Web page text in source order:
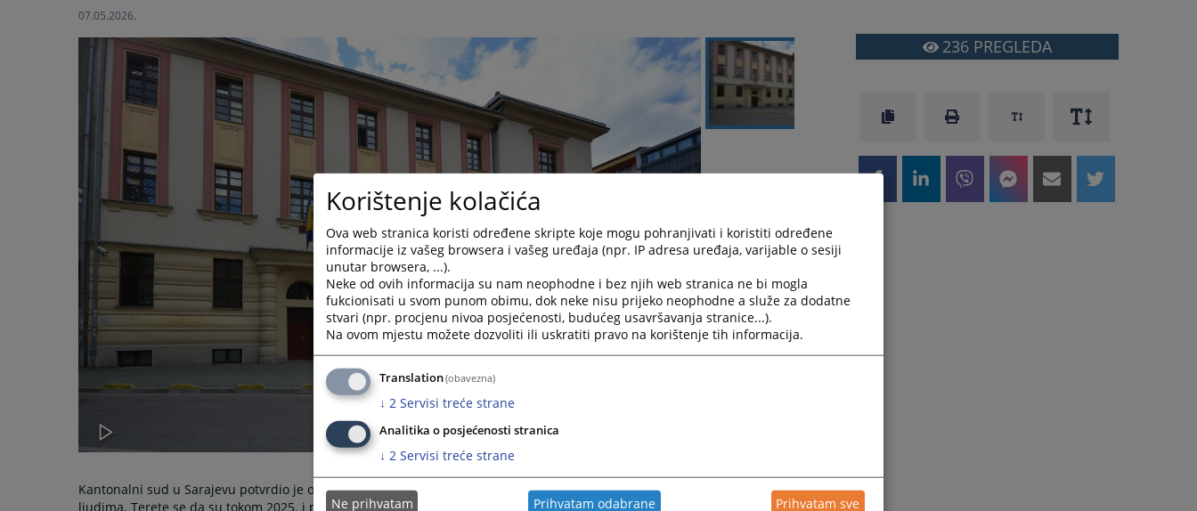
07.05.2026.
Kantonalni sud u Sarajevu potvrdio je optužnicu Tužilaštva KS protiv majke i njenog rođaka zbog krivičnog djela trgovina
ljudima. Terete se da su tokom 2025. i početkom 2026. godine prisiljavali četvero maloljetne djece na prosjačenje na
236PREGLEDA
Korištenje kolačića
Ova web stranica koristi određene skripte koje mogu pohranjivati i koristiti određene
informacije iz vašeg browsera i vašeg uređaja (npr. IP adresa uređaja, varijable o sesiji
unutar browsera, ...).
Neke od ovih informacija su nam neophodne i bez njih web stranica ne bi mogla
fukcionisati u svom punom obimu, dok neke nisu prijeko neophodne a služe za dodatne
stvari (npr. procjenu nivoa posjećenosti, budućeg usavršavanja stranice...).
Na ovom mjestu možete dozvoliti ili uskratiti pravo na korištenje tih informacija.
Translation(obavezna)
↓ 2 Servisi treće strane
Analitika o posjećenosti stranica
↓ 2 Servisi treće strane
Ne prihvatam Prihvatam odabrane Prihvatam sve